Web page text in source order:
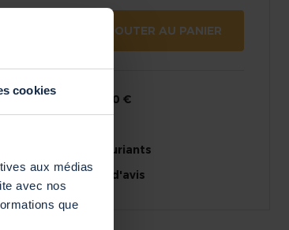
cookies
aux médias
avec nos
que
AJOUTER AU PANIER
offerte dès 50 €
experts et souriants
pour changer d'avis